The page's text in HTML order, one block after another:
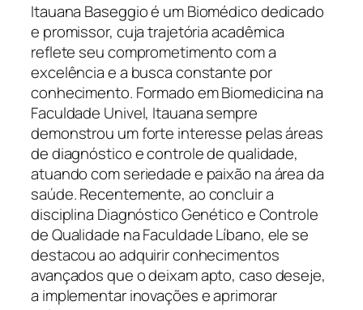
Itauana Baseggio é um Biomédico dedicado
e promissor, cuja trajetória acadêmica
reflete seu comprometimento com a
excelência e a busca constante por
conhecimento. Formado em Biomedicina na
Faculdade Univel, Itauana sempre
demonstrou um forte interesse pelas áreas
de diagnóstico e controle de qualidade,
atuando com seriedade e paixão na área da
saúde. Recentemente, ao concluir a
disciplina Diagnóstico Genético e Controle
de Qualidade na Faculdade Líbano, ele se
destacou ao adquirir conhecimentos
avançados que o deixam apto, caso deseje,
a implementar inovações e aprimorar